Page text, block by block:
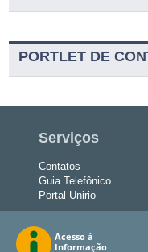
PORTLET DE
Serviços
Contatos
Guia Telefônico
Portal Unirio